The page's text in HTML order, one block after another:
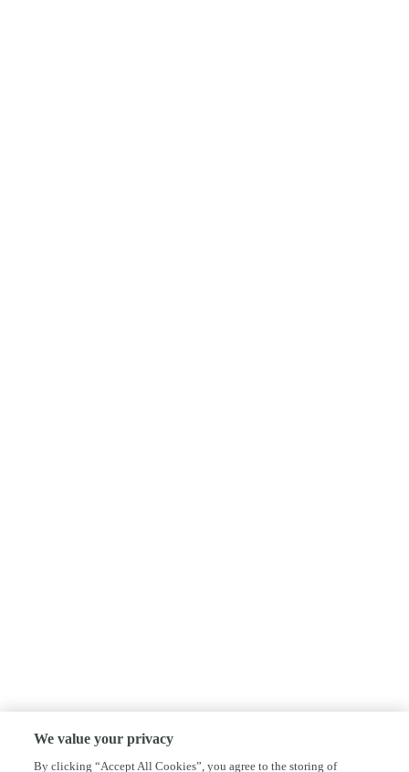
We value your privacy
By clicking “Accept All Cookies”, you agree to the storing of